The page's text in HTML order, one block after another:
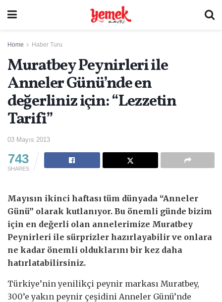
Home Haber Turu
Muratbey Peynirleri ile
Anneler Günü’nde en
değerliniz için: “Lezzetin
Tarifi”
03 Mayıs 2013
743
SHARES
Mayısın ikinci haftası tüm dünyada “Anneler
Günü” olarak kutlanıyor. Bu önemli günde bizim
için en değerli olan annelerimize Muratbey
Peynirleri ile sürprizler hazırlayabilir ve onlara
ne kadar önemli olduklarını bir kez daha
hatırlatabilirsiniz.
Türkiye’nin yenilikçi peynir markası Muratbey,
300’e yakın peynir çeşidini Anneler Günü’nde